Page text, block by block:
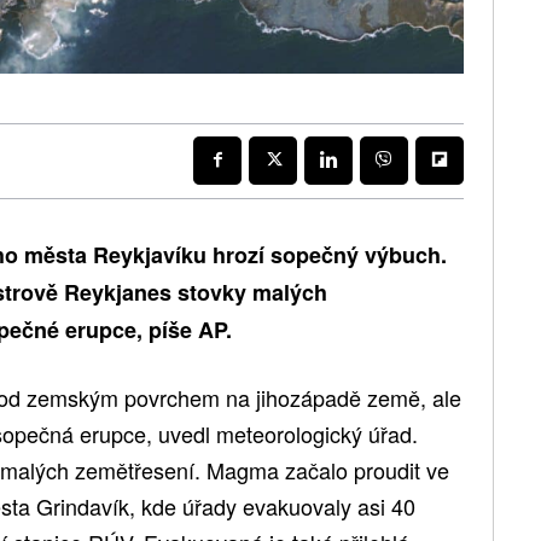
města Reykjavíku hrozí sopečný výbuch.
Reykjanes stovky malých
erupce, píše AP.
zemským povrchem na jihozápadě země, ale
erupce, uvedl meteorologický úřad.
zemětřesení. Magma začalo proudit ve
Grindavík, kde úřady evakuovaly asi 40